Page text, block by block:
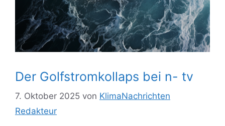
Der Golfstromkollaps bei n- tv
7. Oktober 2025 von KlimaNachrichten
Redakteur